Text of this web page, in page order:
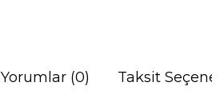
Yorumlar (0) Taksit